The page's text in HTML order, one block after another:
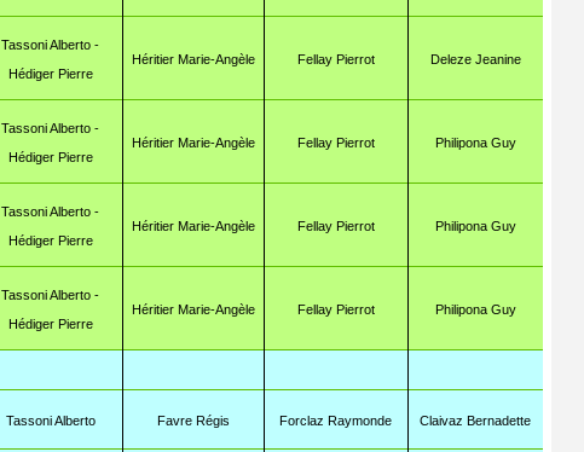
Tassoni Alberto -
Hédiger Pierre
Héritier Marie-Angèle Fellay Pierrot Deleze Jeanine
Tassoni Alberto -
Hédiger Pierre
Héritier Marie-Angèle Fellay Pierrot Philipona Guy
Tassoni Alberto -
Hédiger Pierre
Héritier Marie-Angèle Fellay Pierrot Philipona Guy
Tassoni Alberto -
Hédiger Pierre
Héritier Marie-Angèle Fellay Pierrot Philipona Guy
Tassoni Alberto Favre Régis Forclaz Raymonde Claivaz Bernadette